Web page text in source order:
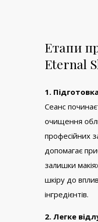
Етапи
Eternal
1.
Сеанс
очищення
професійних
допомагає
залишки
шкіру до
інгредієнтів.
2. Легке